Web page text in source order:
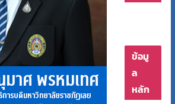
ข้อมู
ล
หลัก